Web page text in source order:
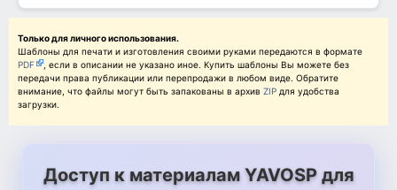
Только для личного использования.
Шаблоны для печати и изготовления своими руками передаются в формате
PDF
, если в описании не указано иное. Купить шаблоны Вы можете без
передачи права публикации или перепродажи в любом виде. Обратите
внимание, что файлы могут быть запакованы в архив ZIP для удобства
загрузки.
Доступ к материалам YAVOSP для